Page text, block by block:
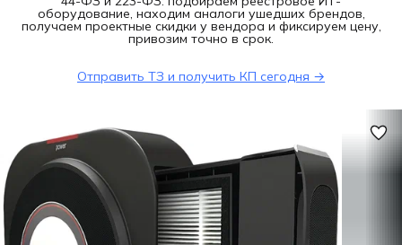
оборудование, находим аналоги ушедших брендов,
получаем проектные скидки у вендора и фиксируем цену,
привозим точно в срок.
Отправить ТЗ и получить КП сегодня →